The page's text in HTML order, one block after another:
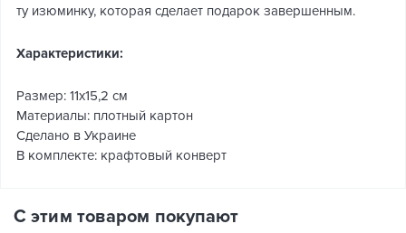
ту изюминку, которая сделает подарок завершенным.
Характеристики:
Размер: 11х15,2 см
Материалы: плотный картон
Сделано в Украине
В комплекте: крафтовый конверт
С этим товаром покупают